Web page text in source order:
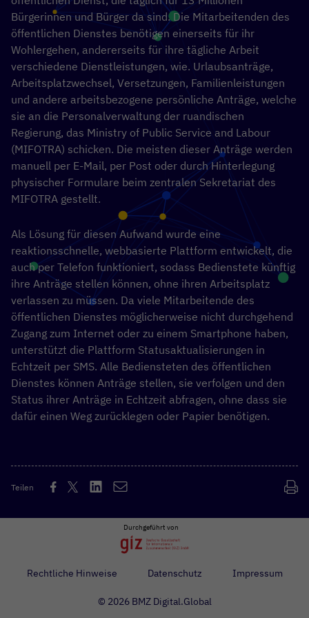
Bürgerinnen und Bürger da sind. Die Mitarbeitenden des
öffentlichen Dienstes benötigen einerseits für ihr
Wohlergehen, andererseits für ihre tägliche Arbeit
verschiedene Dienstleistungen, wie. Urlaubsanträge,
Arbeitsplatzwechsel, Versetzungen, Familienleistungen
und andere arbeitsbezogene persönliche Anträge, welche
sie an die Personalverwaltung der ruandischen
Regierung, das Ministry of Public Service and Labour
(MIFOTRA) schicken. Die meisten dieser Anträge werden
manuell per E-Mail, per Post oder durch Hinterlegung
physischer Formulare beim zentralen Sekretariat des
MIFOTRA gestellt.
Als Lösung für diesen Aufwand wurde eine
reaktionsschnelle, webbasierte Plattform entwickelt, die
auch per Telefon funktioniert, sodass Bedienstete künftig
ihre Anträge stellen können, ohne ihren Arbeitsplatz
verlassen zu müssen. Da viele Mitarbeitende des
öffentlichen Dienstes möglicherweise nicht durchgehend
Zugang zum Internet oder zu einem Smartphone haben,
unterstützt die Plattform Statusaktualisierungen in
Echtzeit per SMS. Alle Bediensteten des öffentlichen
Dienstes können Anträge stellen, sie verfolgen und den
Status ihrer Anträge in Echtzeit abfragen, ohne dass sie
dafür einen Weg zurücklegen oder Papier benötigen.
Teilen
Durchgeführt von
Rechtliche Hinweise Datenschutz Impressum
© 2026 BMZ Digital.Global